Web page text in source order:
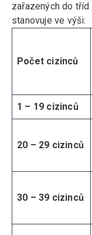
zařazených do tříd
stanovuje ve výši:
Počet cizinců
1 – 19 cizinců
20 – 29 cizinců
30 – 39 cizinců